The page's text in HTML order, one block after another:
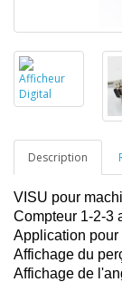
Description
VISU pour
Compteur 1-2-3
Application pour
Affichage du
Affichage de